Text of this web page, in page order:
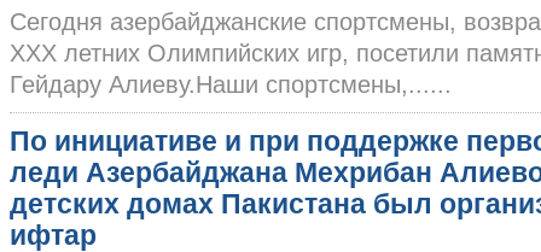
Сегодня азербайджанские спортсмены,
XXX летних Олимпийских игр, посетили
Гейдару Алиеву.Наши спортсмены,......
По инициативе и при поддержке
леди Азербайджана Мехрибан
детских домах Пакистана был
ифтар